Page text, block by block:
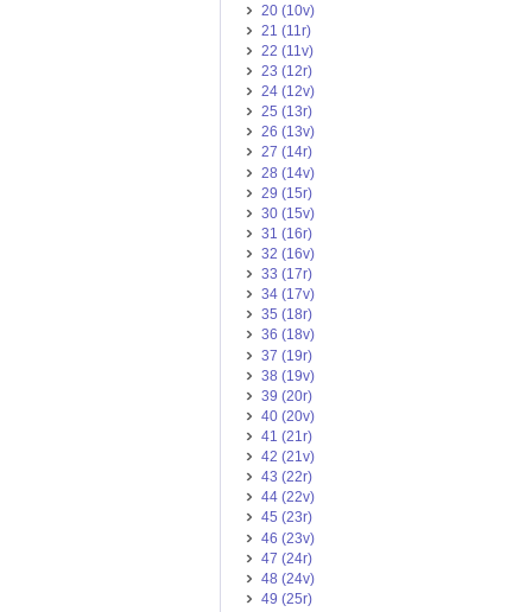
20 (10v)
21 (11r)
22 (11v)
23 (12r)
24 (12v)
25 (13r)
26 (13v)
27 (14r)
28 (14v)
29 (15r)
30 (15v)
31 (16r)
32 (16v)
33 (17r)
34 (17v)
35 (18r)
36 (18v)
37 (19r)
38 (19v)
39 (20r)
40 (20v)
41 (21r)
42 (21v)
43 (22r)
44 (22v)
45 (23r)
46 (23v)
47 (24r)
48 (24v)
49 (25r)